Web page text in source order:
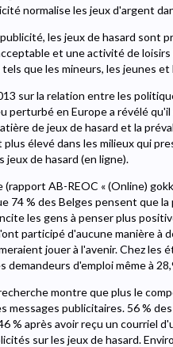
normalise les jeux d'argent
publicité, les jeux de hasard
et une activité de
que les mineurs, les jeunes
sur la relation entre les
perturbé en Europe a révélé
de jeux de hasard et la
élevé dans les milieux qui
jeux de hasard (en ligne).
AB-REOC « (Online)
74 % des Belges pensent que
les gens à penser plus
participé d'aucune manière à
jouer à l'avenir. Chez les
demandeurs d'emploi même à
montre que plus le
messages publicitaires. 56 %
% après avoir reçu un courriel
sur les jeux de hasard.